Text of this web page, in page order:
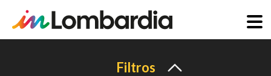
Filtros